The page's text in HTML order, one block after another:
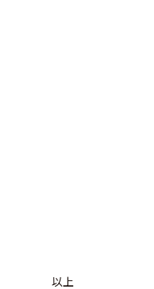
以上